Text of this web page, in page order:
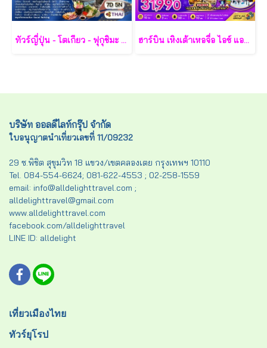
ทัวร์ญี่ปุ่น - โตเกียว - ฟุกุชิมะ - ยามากะตะ - เซนได 7 วัน - TG ฮาร์บิน เหิงเต้าเหอจื่อ ไอซ์ แอนด์ สโนว์ เวิล์ด 7 วัน 5 คืน-XJ
บริษัท ออลดีไลท์กรุ๊ป จำกัด
ใบอนุญาตนำเที่ยวเลขที่ 11/09232
29 ซ.พิชิต สุขุมวิท 18 แขวง/เขตคลองเตย กรุงเทพฯ 10110
Tel. 084-554-6624; 081-622-4553 ; 02-258-1559
email: info@alldelighttravel.com ;
alldelighttravel@gmail.com
www.alldelighttravel.com
facebook.com/alldelighttravel
LINE ID: alldelight
เที่ยวเมืองไทย
ทัวร์ยุโรป